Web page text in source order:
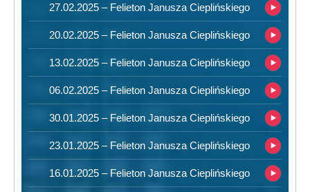
27.02.2025 – Felieton Janusza Cieplińskiego
20.02.2025 – Felieton Janusza Cieplińskiego
13.02.2025 – Felieton Janusza Cieplińskiego
06.02.2025 – Felieton Janusza Cieplińskiego
30.01.2025 – Felieton Janusza Cieplińskiego
23.01.2025 – Felieton Janusza Cieplińskiego
16.01.2025 – Felieton Janusza Cieplińskiego